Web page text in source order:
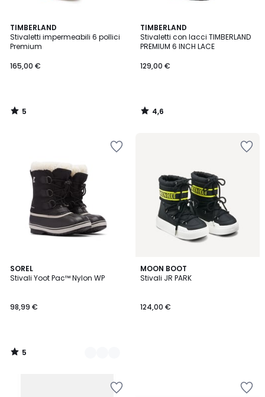
TIMBERLAND
Stivaletti impermeabili 6 pollici
Premium
165,00 €
5
/
5
5
/
TIMBERLAND
Stivaletti con lacci TIMBERLAND
PREMIUM 6 INCH LACE
129,00 €
4,6
/ 5
4,6
/
SOREL
Stivali Yoot Pac™ Nylon WP
98,99 €
5
/
3
Colori
5
/
MOON BOOT
Stivali JR PARK
124,00 €